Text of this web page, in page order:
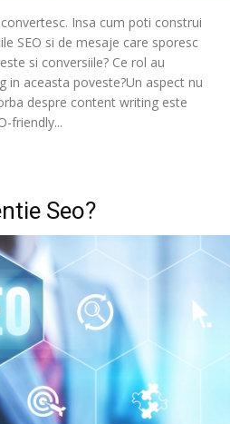
Insa cum poti construi
SEO si de mesaje care sporesc
si conversiile? Ce rol au
in aceasta poveste?Un aspect nu
despre content writing este
friendly...
Seo?